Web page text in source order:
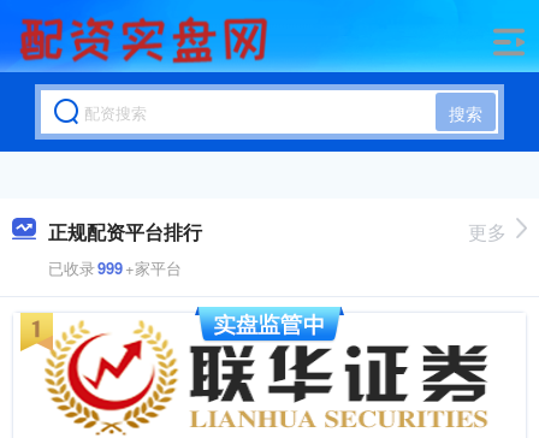
搜索
正规配资平台排行
已收录999+家平台
更多